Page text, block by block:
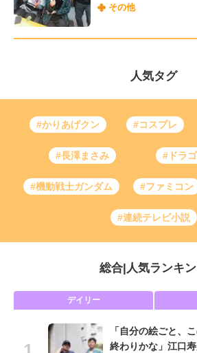
その他
人気タグ
#かりあげクン #コスプレ
#長澤まさみ #ドラ
#機動戦士ガンダム #ファミコン
#連続テレビ小説
総合 人気ランキ
デイリー
「自分の絵ごと、
終わりかな」江口